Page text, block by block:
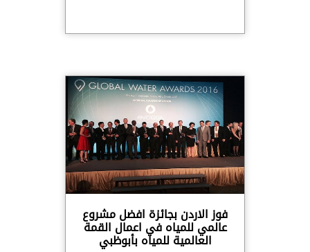
فوز الاردن بجائزة افضل مشروع
عالمي للمياه في اعمال القمة
العالمية للمياه بأبوظبي